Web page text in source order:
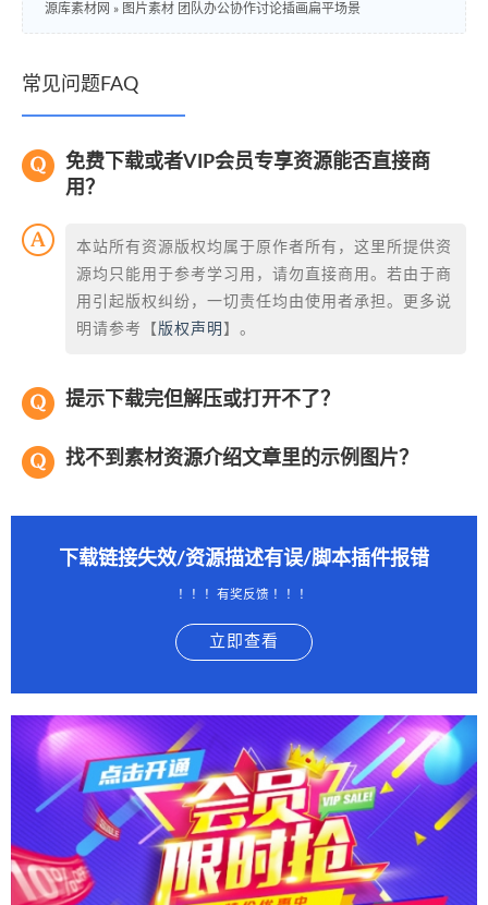
源库素材网 » 图片素材 团队办公协作讨论插画扁平场景
常见问题FAQ
免费下载或者VIP会员专享资源能否直接商
用？
本站所有资源版权均属于原作者所有，这里所提供资
源均只能用于参考学习用，请勿直接商用。若由于商
用引起版权纠纷，一切责任均由使用者承担。更多说
明请参考【 版权声明 】。
提示下载完但解压或打开不了？
找不到素材资源介绍文章里的示例图片？
下载链接失效/资源描述有误/脚本插件报错
！！！有奖反馈 ！！！
立即查看